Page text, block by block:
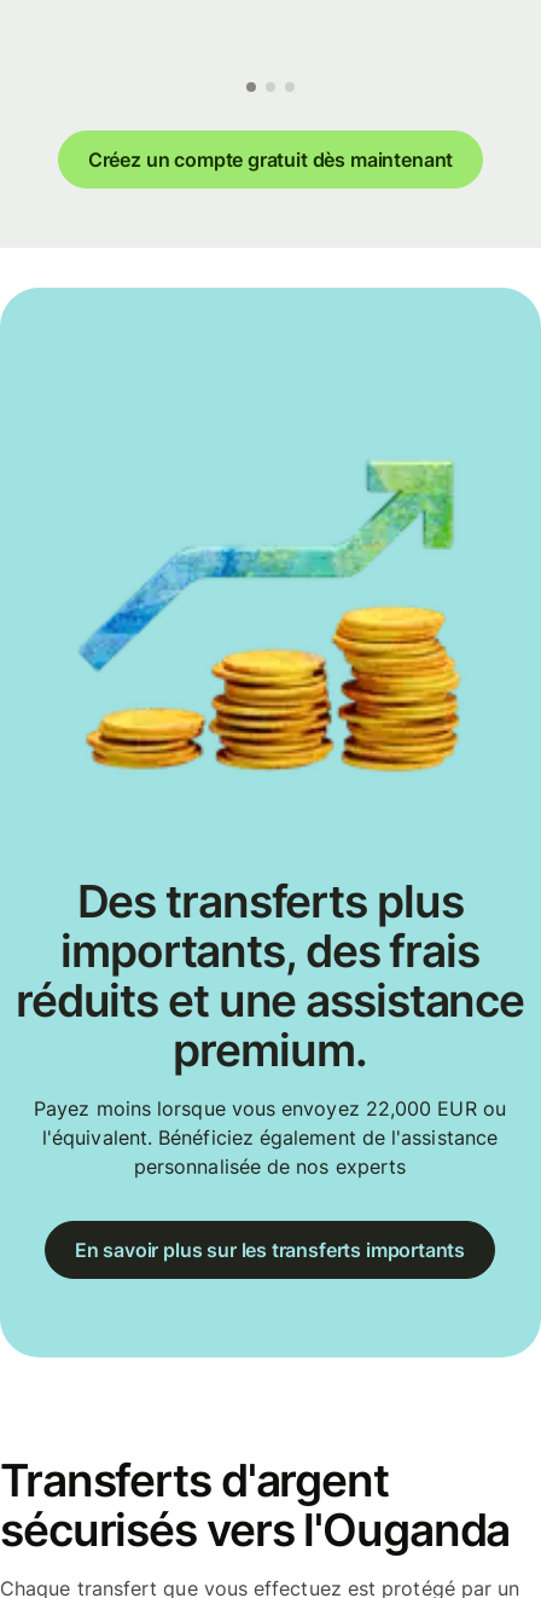
Créez un compte gratuit dès maintenant
Des transferts plus
importants, des frais
réduits et une assistance
premium.
Payez moins lorsque vous envoyez 22,000 EUR ou
l'équivalent. Bénéficiez également de l'assistance
personnalisée de nos experts
En savoir plus sur les transferts importants
Transferts d'argent
sécurisés vers l'Ouganda
Chaque transfert que vous effectuez est protégé par un